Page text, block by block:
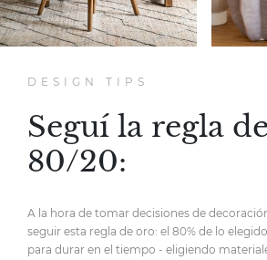
DESIGN TIPS
Seguí la regla
80/20:
A la hora de tomar decisiones de
seguir esta regla de oro: el 80% de lo
para durar en el tiempo - eligiendo